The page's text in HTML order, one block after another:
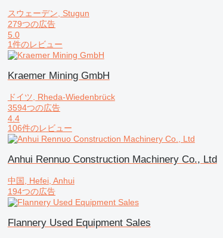
スウェーデン, Stugun
279つの広告
5.0
1件のレビュー
Kraemer Mining GmbH
ドイツ, Rheda-Wiedenbrück
3594つの広告
4.4
106件のレビュー
Anhui Rennuo Construction Machinery Co., Ltd
中国, Hefei, Anhui
194つの広告
Flannery Used Equipment Sales